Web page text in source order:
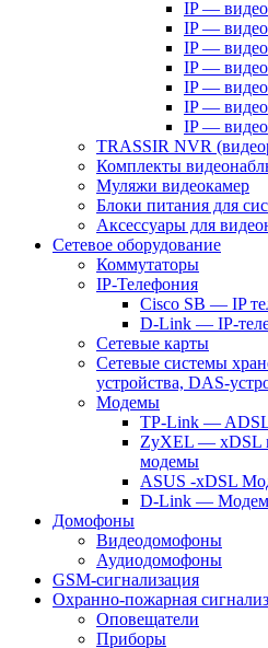
IP —
IP —
IP —
IP —
IP —
IP —
IP —
TRASSIR NVR
Комплекты
Муляжи видеокамер
Блоки питания для
Аксессуары для
Сетевое оборудование
Коммутаторы
IP-Телефония
Cisco SB — IP
D-Link — IP-
Сетевые карты
Сетевые системы
устройства, DAS-
Модемы
TP-Link —
ZyXEL — xDSL
модемы
ASUS -xDSL
D-Link —
Домофоны
Видеодомофоны
Аудиодомофоны
GSM-сигнализация
Охранно-пожарная
Оповещатели
Приборы